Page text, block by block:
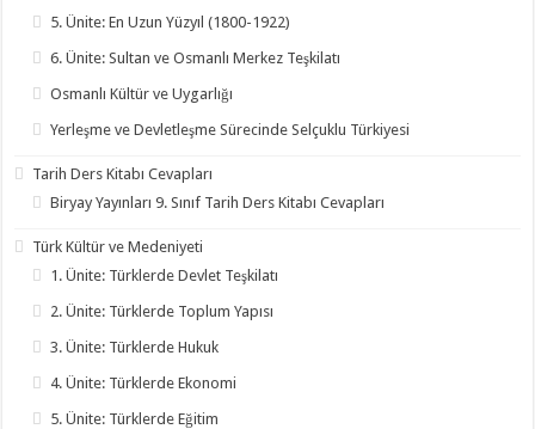
5. Ünite: En Uzun Yüzyıl (1800-1922)
6. Ünite: Sultan ve Osmanlı Merkez Teşkilatı
Osmanlı Kültür ve Uygarlığı
Yerleşme ve Devletleşme Sürecinde Selçuklu Türkiyesi
Tarih Ders Kitabı Cevapları
Biryay Yayınları 9. Sınıf Tarih Ders Kitabı Cevapları
Türk Kültür ve Medeniyeti
1. Ünite: Türklerde Devlet Teşkilatı
2. Ünite: Türklerde Toplum Yapısı
3. Ünite: Türklerde Hukuk
4. Ünite: Türklerde Ekonomi
5. Ünite: Türklerde Eğitim